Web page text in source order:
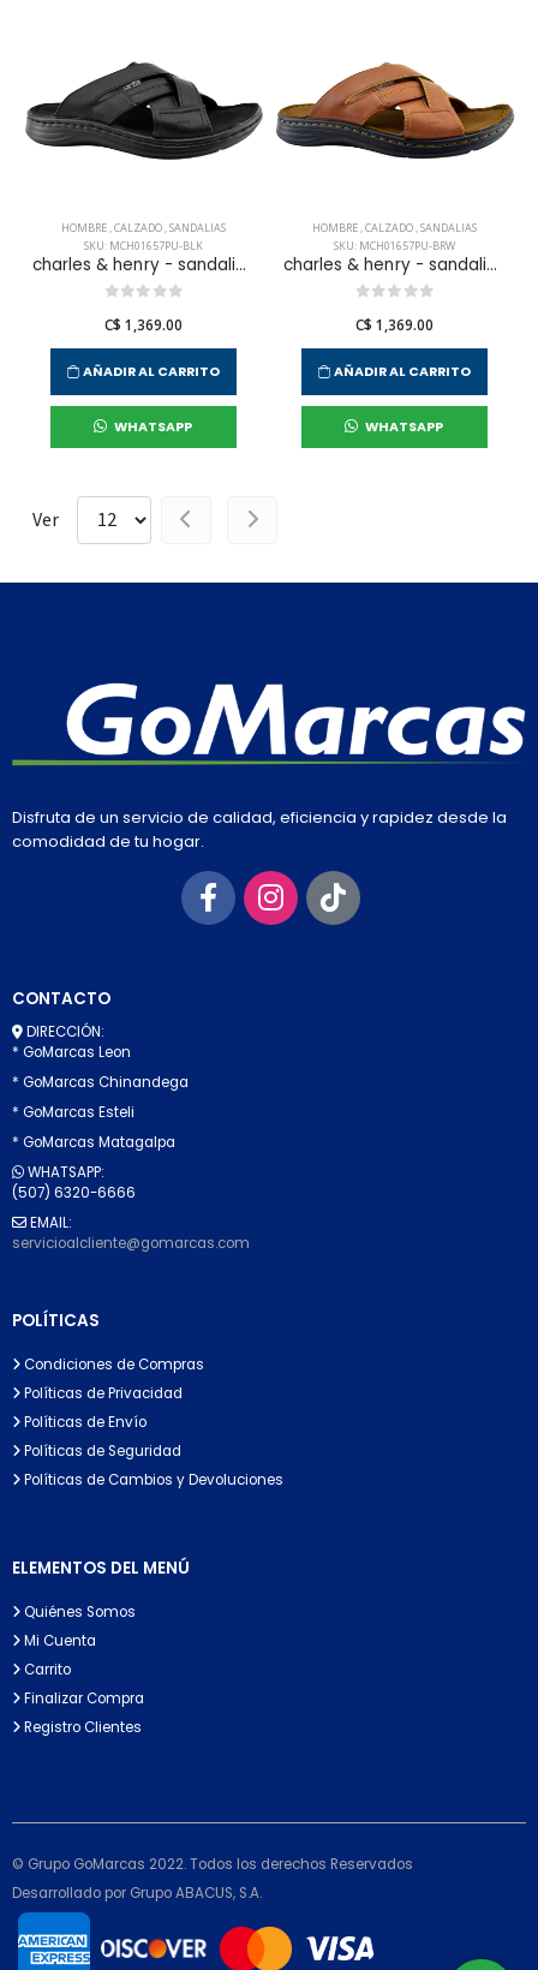
HOMBRE,CALZADO,SANDALIAS
SKU: MCH01657PU-BLK
charles & henry - sandalias kingston para hombre
C$ 1,369.00
AÑADIR AL CARRITO
WHATSAPP
HOMBRE,CALZADO,SANDALIAS
SKU: MCH01657PU-BRW
charles & henry - sandalias kingston para hombre
C$ 1,369.00
AÑADIR AL CARRITO
WHATSAPP
Ver
Disfruta de un servicio de calidad, eficiencia y rapidez desde la
comodidad de tu hogar.
CONTACTO
DIRECCIÓN:
* GoMarcas Leon
* GoMarcas Chinandega
* GoMarcas Esteli
* GoMarcas Matagalpa
WHATSAPP:
(507) 6320-6666
EMAIL:
servicioalcliente@gomarcas.com
POLÍTICAS
Condiciones de Compras
Políticas de Privacidad
Políticas de Envío
Políticas de Seguridad
Políticas de Cambios y Devoluciones
ELEMENTOS DEL MENÚ
Quiénes Somos
Mi Cuenta
Carrito
Finalizar Compra
Registro Clientes
© Grupo GoMarcas 2022. Todos los derechos Reservados
Desarrollado por Grupo ABACUS, S.A.